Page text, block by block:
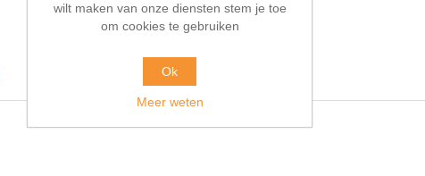
wilt maken van onze diensten stem je toe
om cookies te gebruiken
Ok
Meer weten